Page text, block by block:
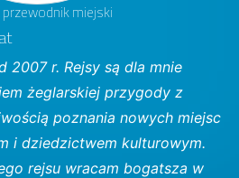
przewodnik miejski
2007 r. Rejsy są dla mnie
żeglarskiej przygody z
poznania nowych miejsc
i dziedzictwem kulturowym.
rejsu wracam bogatsza w